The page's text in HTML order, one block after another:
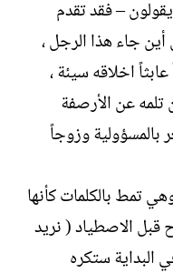
– فقد تقدم
جاء هذا الرجل ،
اخلاقه سيئة ،
عن الأرصفة
بالمسؤولية وزوجاً
تمط بالكلمات كأنها
الاصطياد ( نريد
البداية ستكره